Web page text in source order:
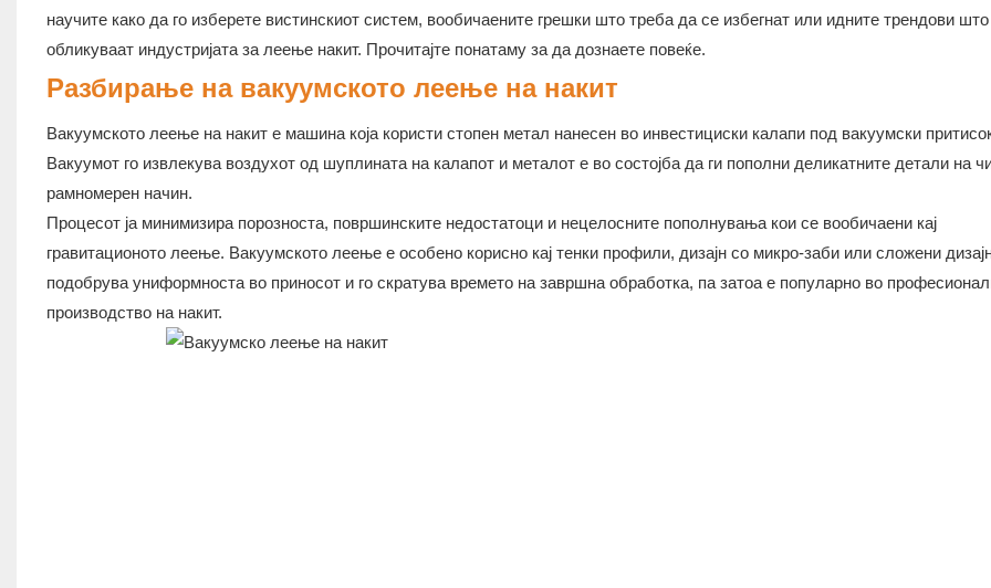
научите како да го изберете вистинскиот систем, вообичаените грешки што треба да се избегнат или идните трендови што
обликуваат индустријата за леење накит. Прочитајте понатаму за да дознаете повеќе.
Разбирање на вакуумското леење на накит
Вакуумското леење на накит е машина која користи стопен метал нанесен во инвестициски калапи под вакуумски
Вакуумот го извлекува воздухот од шуплината на калапот и металот е во состојба да ги пополни деликатните детали на
рамномерен начин.
Процесот ја минимизира порозноста, површинските недостатоци и нецелосните пополнувања кои се вообичаени кај
гравитационото леење. Вакуумското леење е особено корисно кај тенки профили, дизајн со микро-заби или сложени
подобрува униформноста во приносот и го скратува времето на завршна обработка, па затоа е популарно во
производство на накит.